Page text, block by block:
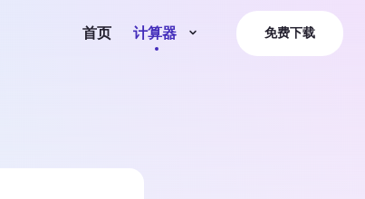
首页 计算器 免费下载